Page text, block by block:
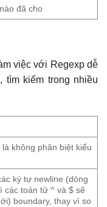
đã cho
việc với Regexp dễ
kiếm trong nhiều
không phân biệt kiểu
ký tự newline (dòng
các toán tử ^ và $ sẽ
boundary, thay vì so